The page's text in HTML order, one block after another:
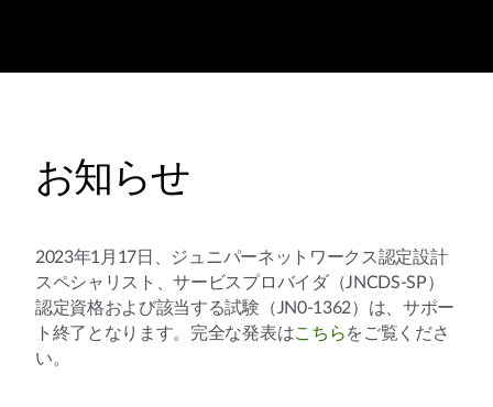
お知らせ
2023年1月17日、ジュニパーネットワークス認定設計
スペシャリスト、サービスプロバイダ（JNCDS-SP）
認定資格および該当する試験（JN0-1362）は、サポー
ト終了となります。完全な発表はこちらをご覧くださ
い。